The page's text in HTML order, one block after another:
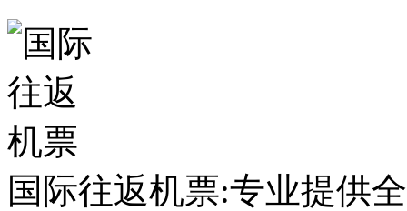
国际往返机票:专业提供